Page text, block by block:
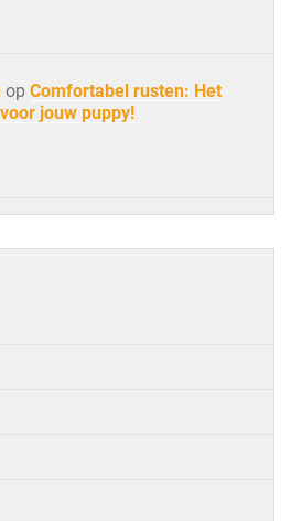
op Comfortabel rusten: Het
jouw puppy!